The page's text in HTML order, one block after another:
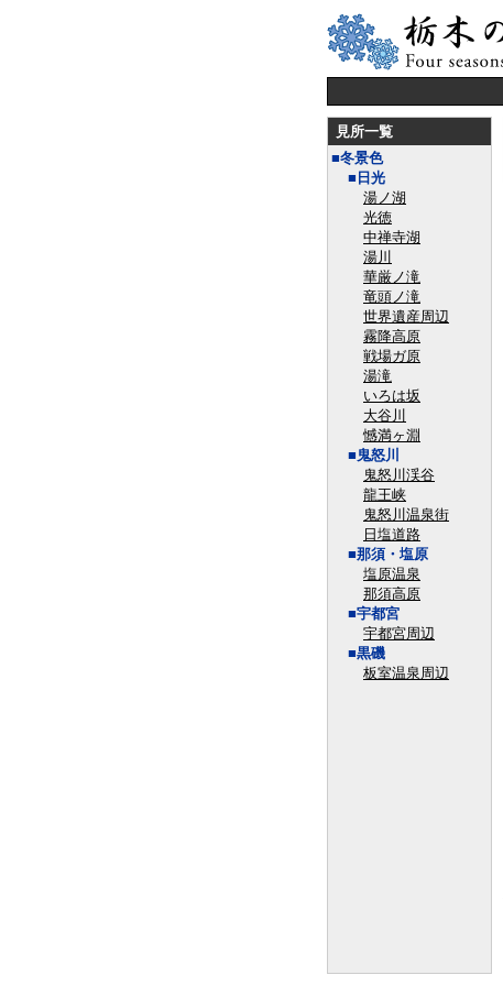
見所一覧
■冬景色
■日光
湯ノ湖
光徳
中禅寺湖
湯川
華厳ノ滝
竜頭ノ滝
世界遺産周辺
霧降高原
戦場ガ原
湯滝
いろは坂
大谷川
憾満ヶ淵
■鬼怒川
鬼怒川渓谷
龍王峡
鬼怒川温泉街
日塩道路
■那須・塩原
塩原温泉
那須高原
■宇都宮
宇都宮周辺
■黒磯
板室温泉周辺